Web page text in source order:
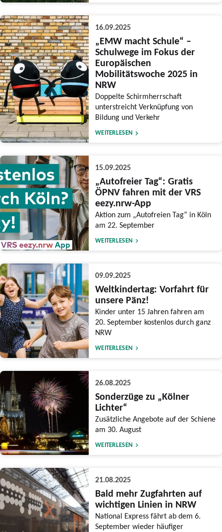
16.09.2025
„EMW macht Schule“ –
Schulwege im Fokus der
Europäischen
Mobilitätswoche 2025 in
NRW
Doppelte Schirmherrschaft
unterstreicht Verknüpfung von
Bildung und Verkehr
WEITERLESEN
15.09.2025
„Autofreier Tag“: Gratis
ÖPNV fahren mit der VRS
eezy.nrw-App
Aktion zum „Autofreien Tag“ in Köln
am 22. September
WEITERLESEN
09.09.2025
Weltkindertag: Vorfahrt für
unsere Pänz!
Kinder unter 15 Jahren fahren am
20. September kostenlos durch ganz
NRW
WEITERLESEN
26.08.2025
Sonderzüge zu „Kölner
Lichter“
Zusätzliche Angebote auf der Schiene
am 30. August
WEITERLESEN
21.08.2025
Bald mehr Zugfahrten auf
wichtigen Linien in NRW
National Express fährt ab dem 6.
September wieder häufiger